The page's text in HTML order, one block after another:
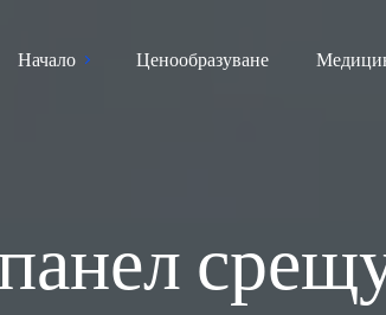
Начало Ценообразуване